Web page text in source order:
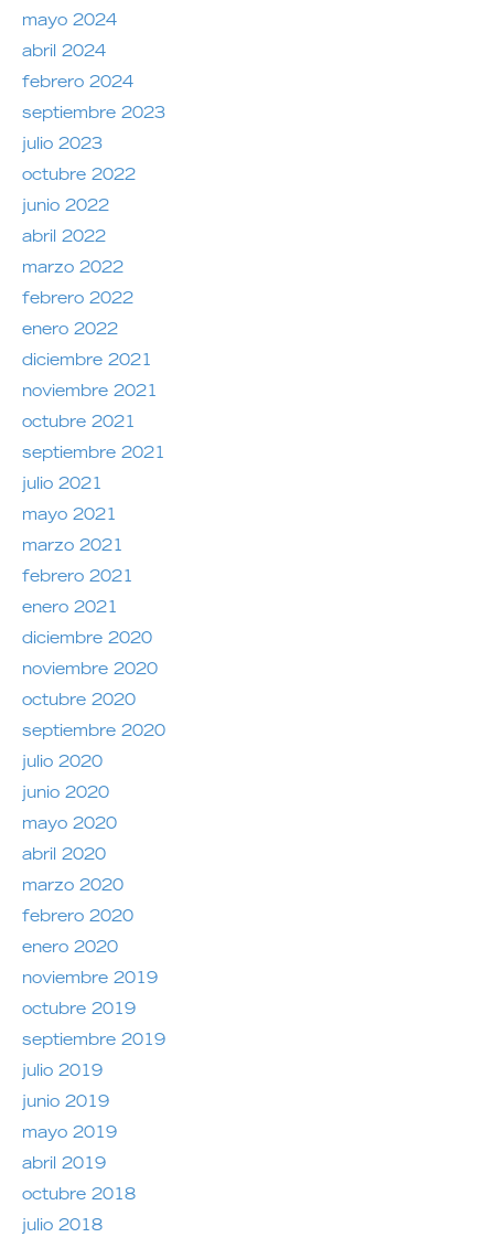
mayo 2024
abril 2024
febrero 2024
septiembre 2023
julio 2023
octubre 2022
junio 2022
abril 2022
marzo 2022
febrero 2022
enero 2022
diciembre 2021
noviembre 2021
octubre 2021
septiembre 2021
julio 2021
mayo 2021
marzo 2021
febrero 2021
enero 2021
diciembre 2020
noviembre 2020
octubre 2020
septiembre 2020
julio 2020
junio 2020
mayo 2020
abril 2020
marzo 2020
febrero 2020
enero 2020
noviembre 2019
octubre 2019
septiembre 2019
julio 2019
junio 2019
mayo 2019
abril 2019
octubre 2018
julio 2018